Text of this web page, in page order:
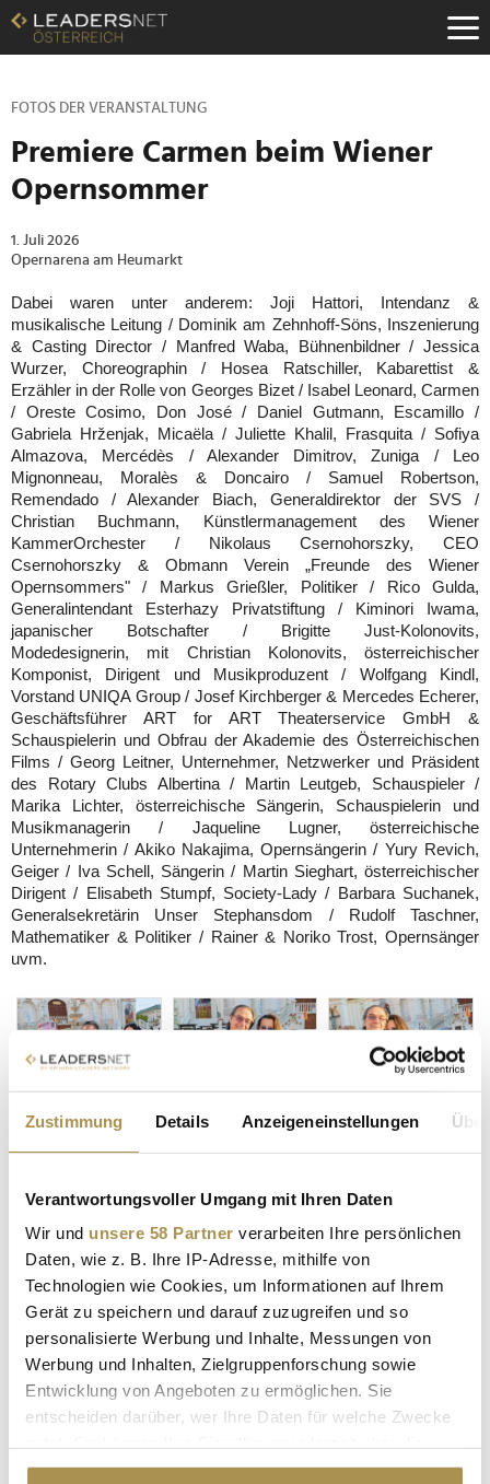
Zustimmung Details Anzeigeneinstellungen
Verantwortungsvoller Umgang mit Ihren Daten
Wir und unsere 58 Partner verarbeiten Ihre persönlichen
Daten, wie z. B. Ihre IP-Adresse, mithilfe von
Technologien wie Cookies, um Informationen auf Ihrem
Gerät zu speichern und darauf zuzugreifen und so
personalisierte Werbung und Inhalte, Messungen von
Werbung und Inhalten, Zielgruppenforschung sowie
Entwicklung von Angeboten zu ermöglichen. Sie
entscheiden darüber, wer Ihre Daten für welche Zwecke
Cookie-Erklärung oder durch Klicken auf das Privacy
Zum
Inhalt
Zur
Navigation
Hauptnavigation
FOTOS DER VERANSTALTUNG
Premiere Carmen beim Wiener
Opernsommer
1. Juli 2026
Opernarena am Heumarkt
Dabei waren unter anderem: Joji Hattori, Intendanz &
musikalische Leitung / Dominik am Zehnhoff-Söns, Inszenierung
& Casting Director / Manfred Waba, Bühnenbildner / Jessica
Wurzer, Choreographin / Hosea Ratschiller, Kabarettist &
Erzähler in der Rolle von Georges Bizet /Isabel Leonard, Carmen
/ Oreste Cosimo, Don José / Daniel Gutmann, Escamillo /
Gabriela Hrženjak, Micaëla / Juliette Khalil, Frasquita / Sofiya
Almazova, Mercédès / Alexander Dimitrov, Zuniga /Leo
Mignonneau, Moralès & Doncairo / Samuel Robertson,
Remendado /Alexander Biach, Generaldirektor der SVS /
Christian Buchmann, Künstlermanagement des Wiener
KammerOrchester / Nikolaus Csernohorszky, CEO
Csernohorszky & Obmann Verein „Freunde des Wiener
Opernsommers" / Markus Grießler, Politiker / Rico Gulda,
Generalintendant Esterhazy Privatstiftung / Kiminori Iwama,
japanischer Botschafter / Brigitte Just-Kolonovits,
Modedesignerin, mit Christian Kolonovits, österreichischer
Komponist, Dirigent und Musikproduzent / Wolfgang Kindl,
Vorstand UNIQA Group / Josef Kirchberger & Mercedes Echerer,
Geschäftsführer ART for ART Theaterservice GmbH &
Schauspielerin und Obfrau der Akademie des Österreichischen
Films / Georg Leitner, Unternehmer, Netzwerker und Präsident
des Rotary Clubs Albertina / Martin Leutgeb, Schauspieler /
Marika Lichter, österreichische Sängerin, Schauspielerin und
Musikmanagerin / Jaqueline Lugner, österreichische
Unternehmerin / Akiko Nakajima, Opernsängerin / Yury Revich,
Geiger / Iva Schell, Sängerin / Martin Sieghart, österreichischer
Dirigent / Elisabeth Stumpf, Society-Lady / Barbara Suchanek,
Generalsekretärin Unser Stephansdom / Rudolf Taschner,
Mathematiker & Politiker / Rainer & Noriko Trost, Opernsänger
uvm.